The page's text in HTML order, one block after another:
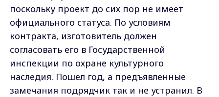
поскольку проект до сих пор не имеет
официального статуса. По условиям
контракта, изготовитель должен
согласовать его в Государственной
инспекции по охране культурного
наследия. Пошел год, а предъявленные
замечания подрядчик так и не устранил. В